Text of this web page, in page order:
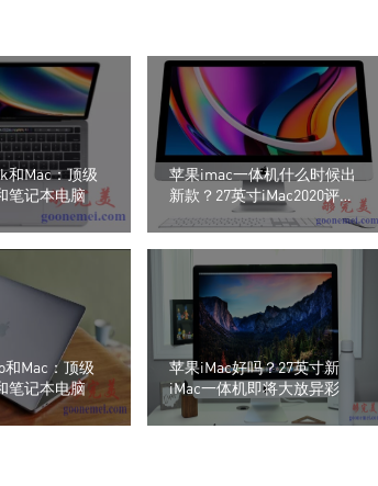
和Mac：顶级
笔记本电脑
苹果imac一体机什么时候出
新款？27英寸iMac2020评
测！
和Mac：顶级
笔记本电脑
苹果iMac好吗？27英寸新
iMac一体机即将大放异彩